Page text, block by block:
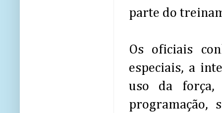
parte do
Os oficiais
especiais, a
uso da força,
programação,